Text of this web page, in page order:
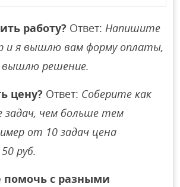
работу? Ответ:Напишите
и я вышлю вам форму оплаты,
вышлю решение.
цену? Ответ: Соберите как
чем больше тем
от 10 задач цена
руб.
с разными